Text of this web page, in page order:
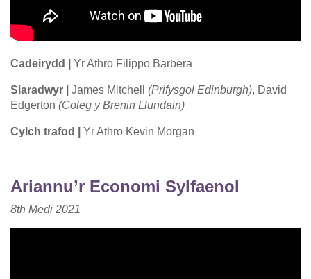
Cadeirydd | Yr Athro Filippo Barbera
Siaradwyr | James Mitchell (Prifysgol Edinburgh), David
Edgerton (Coleg y Brenin Llundain)
Cylch trafod | Yr Athro Kevin Morgan
Ariannu’r Economi Sylfaenol
8th Medi 2021